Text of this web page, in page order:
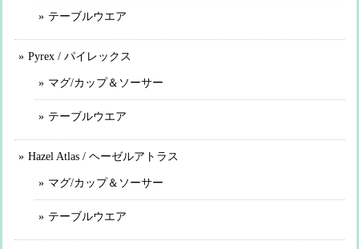
テーブルウエア
Pyrex / パイレックス
マグ/カップ＆ソーサー
テーブルウエア
Hazel Atlas / ヘーゼルアトラス
マグ/カップ＆ソーサー
テーブルウエア